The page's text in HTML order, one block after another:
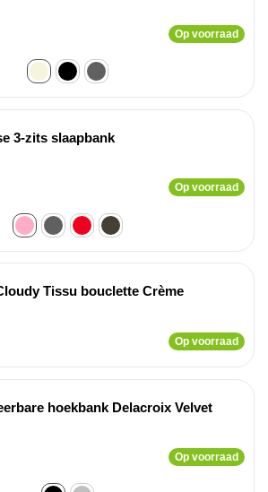
Op voorraad
3-zits slaapbank
Op voorraad
Tissu bouclette Crème
Op voorraad
hoekbank Delacroix Velvet
Op voorraad